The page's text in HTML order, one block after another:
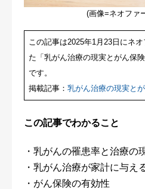
(画像=ネオファ
この記事は2025年1月23日にネ
た「乳がん治療の現実とがん保
です。
掲載記事： 乳がん治療の現実と
この記事でわかること
・乳がんの罹患率と治療の
・乳がん治療が家計に与え
・がん保険の有効性